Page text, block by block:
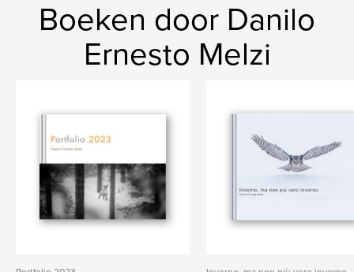
Boeken door Danilo
Ernesto Melzi